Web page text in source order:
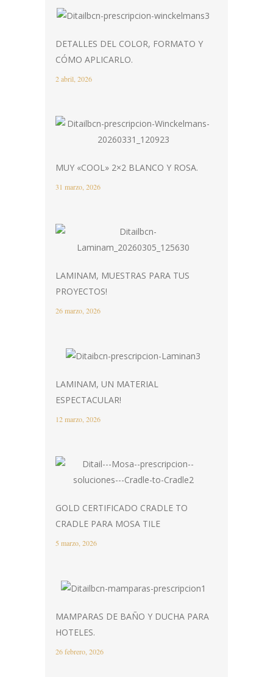
DETALLES DEL COLOR, FORMATO Y
CÓMO APLICARLO.
2 abril, 2026
MUY «COOL» 2×2 BLANCO Y ROSA.
31 marzo, 2026
LAMINAM, MUESTRAS PARA TUS
PROYECTOS!
26 marzo, 2026
LAMINAM, UN MATERIAL
ESPECTACULAR!
12 marzo, 2026
GOLD CERTIFICADO CRADLE TO
CRADLE PARA MOSA TILE
5 marzo, 2026
MAMPARAS DE BAÑO Y DUCHA PARA
HOTELES.
26 febrero, 2026